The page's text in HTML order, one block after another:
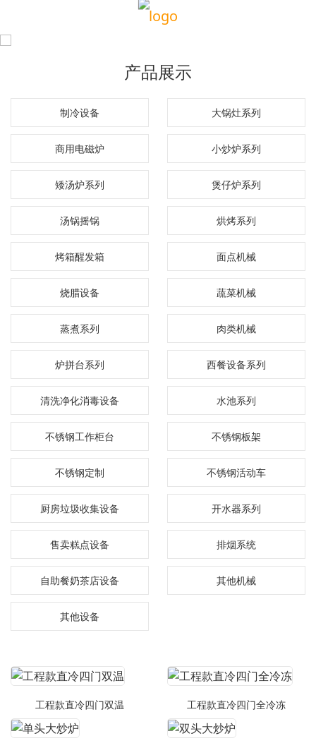
产品展示
制冷设备 大锅灶系列
商用电磁炉 小炒炉系列
矮汤炉系列 煲仔炉系列
汤锅摇锅 烘烤系列
烤箱醒发箱 面点机械
烧腊设备 蔬菜机械
蒸煮系列 肉类机械
炉拼台系列 西餐设备系列
清洗净化消毒设备 水池系列
不锈钢工作柜台 不锈钢板架
不锈钢定制 不锈钢活动车
厨房垃圾收集设备 开水器系列
售卖糕点设备 排烟系统
自助餐奶茶店设备 其他机械
其他设备
工程款直冷四门双温 工程款直冷四门全冷冻